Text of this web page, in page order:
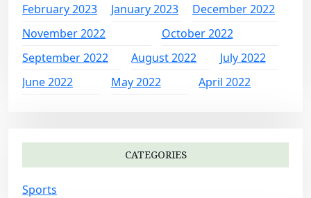
February 2023
January 2023
December 2022
November 2022
October 2022
September 2022
August 2022
July 2022
June 2022
May 2022 April 2022
CATEGORIES
Sports